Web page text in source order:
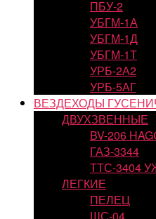
ПБУ-2
УБГМ-1А
УБГМ-1Д
УБГМ-1Т
УРБ-2А2
УРБ-5АГ
ВЕЗДЕХОДЫ
ДВУХЗВЕННЫЕ
BV-206
ГАЗ-3344
ТТС-3404
ЛЕГКИЕ
ПЕЛЕЦ